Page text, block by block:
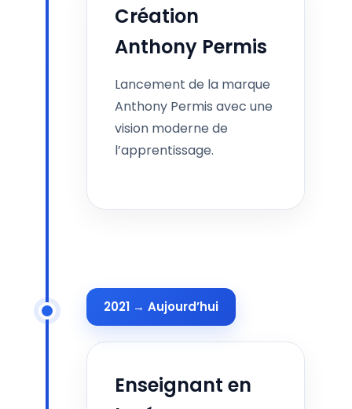
Création
Anthony Permis
Lancement de la marque
Anthony Permis avec une
vision moderne de
l’apprentissage.
2021 → Aujourd’hui
Enseignant en